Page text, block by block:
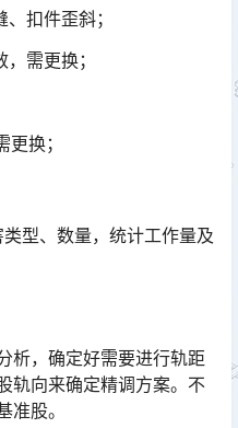
扣件歪斜；
需更换；
换；
型、数量，统计工作量及
析，确定好需要进行轨距
轨向来确定精调方案。不
股。